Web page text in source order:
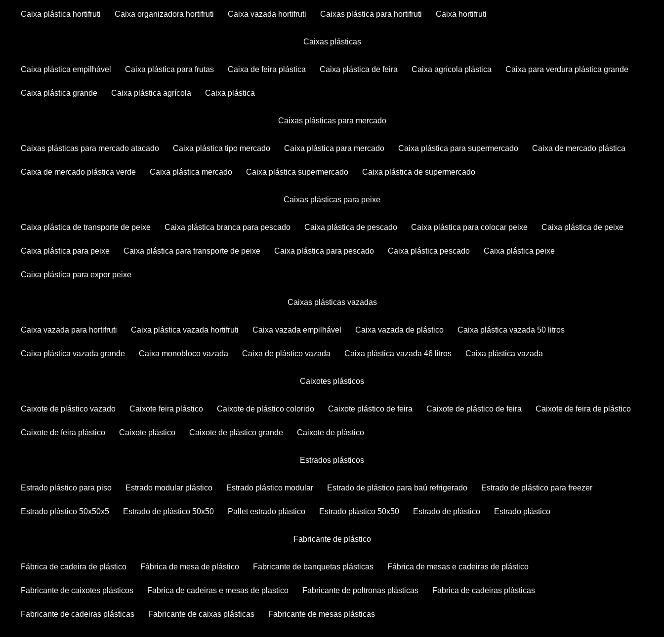
caixa plástica hortifruti caixa organizadora hortifruti caixa vazada hortifruti caixas plástica para hortifruti caixa hortifruti
caixas plásticas
caixa plástica empilhável caixa plástica para frutas caixa de feira plástica caixa plástica de feira caixa agrícola plástica caixa para verdura plástica grande
caixa plástica grande caixa plástica agrícola caixa plástica
caixas plásticas para mercado
caixas plásticas para mercado atacado caixa plástica tipo mercado caixa plástica para mercado caixa plástica para supermercado caixa de mercado plástica
caixa de mercado plástica verde caixa plástica mercado caixa plástica supermercado caixa plástica de supermercado
caixas plásticas para peixe
caixa plástica de transporte de peixe caixa plástica branca para pescado caixa plástica de pescado caixa plástica para colocar peixe caixa plástica de peixe
caixa plástica para peixe caixa plástica para transporte de peixe caixa plástica para pescado caixa plástica pescado caixa plástica peixe
caixa plástica para expor peixe
caixas plásticas vazadas
caixa vazada para hortifruti caixa plástica vazada hortifruti caixa vazada empilhável caixa vazada de plástico caixa plástica vazada 50 litros
caixa plástica vazada grande caixa monobloco vazada caixa de plástico vazada caixa plástica vazada 46 litros caixa plástica vazada
caixotes plásticos
caixote de plástico vazado caixote feira plástico caixote de plástico colorido caixote plástico de feira caixote de plástico de feira caixote de feira de plástico
caixote de feira plástico caixote plástico caixote de plástico grande caixote de plástico
estrados plásticos
estrado plástico para piso estrado modular plástico estrado plástico modular estrado de plástico para baú refrigerado estrado de plástico para freezer
estrado plástico 50x50x5 estrado de plástico 50x50 pallet estrado plástico estrado plástico 50x50 estrado de plástico estrado plástico
fabricante de plástico
fábrica de cadeira de plástico fábrica de mesa de plástico fabricante de banquetas plásticas fábrica de mesas e cadeiras de plástico
fabricante de caixotes plásticos fabrica de cadeiras e mesas de plastico fabricante de poltronas plásticas fabrica de cadeiras plásticas
fabricante de cadeiras plásticas fabricante de caixas plásticas fabricante de mesas plásticas